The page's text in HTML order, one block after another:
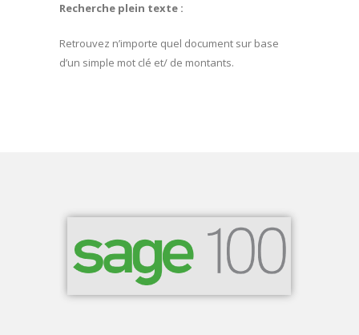
Recherche plein texte :
Retrouvez n’importe quel document sur base
d’un simple mot clé et/ de montants.